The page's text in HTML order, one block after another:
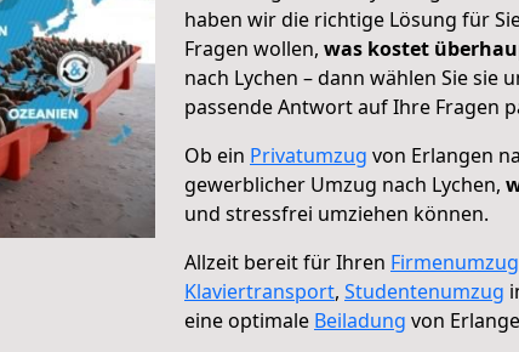
haben wir die richtige Lösung für
Fragen wollen, was kostet
nach Lychen – dann wählen Sie sie
passende Antwort auf Ihre Fragen
Ob ein Privatumzug von Erlangen
gewerblicher Umzug nach Lychen,
und stressfrei umziehen können.
Allzeit bereit für Ihren Firmenumzug
Klaviertransport, Studentenumzug
eine optimale Beiladung von